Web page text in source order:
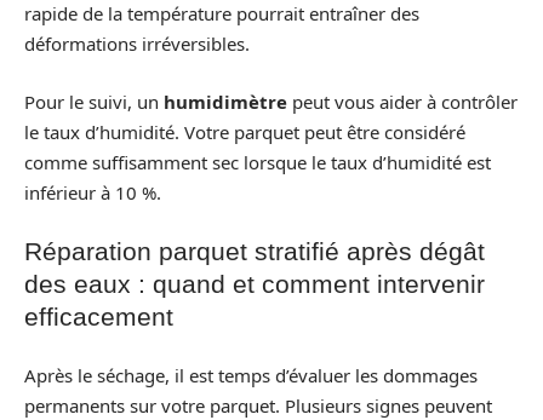
rapide de la température pourrait entraîner des
déformations irréversibles.
Pour le suivi, un humidimètre peut vous aider à contrôler
le taux d’humidité. Votre parquet peut être considéré
comme suffisamment sec lorsque le taux d’humidité est
inférieur à 10 %.
Réparation parquet stratifié après dégât
des eaux : quand et comment intervenir
efficacement
Après le séchage, il est temps d’évaluer les dommages
permanents sur votre parquet. Plusieurs signes peuvent